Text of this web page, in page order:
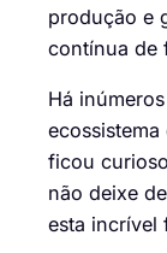
produção e
contínua de
Há
ficou
não deixe
esta incrível